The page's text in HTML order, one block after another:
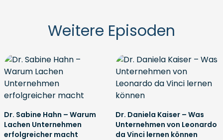
Weitere Episoden
Dr. Sabine Hahn – Warum
Lachen Unternehmen
erfolgreicher macht
Dr. Daniela Kaiser – Was
Unternehmen von Leonardo
da Vinci lernen können